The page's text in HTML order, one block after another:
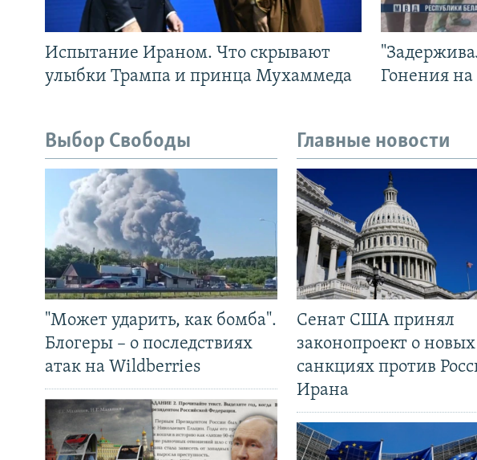
Испытание Ираном. Что скрывают
улыбки Трампа и принца Мухаммеда
Гонения
Выбор Свободы
"Может ударить, как бомба".
Блогеры – о последствиях
атак на Wildberries
Главные новости
Сенат США принял
законопроект о новых
санкциях против
Ирана